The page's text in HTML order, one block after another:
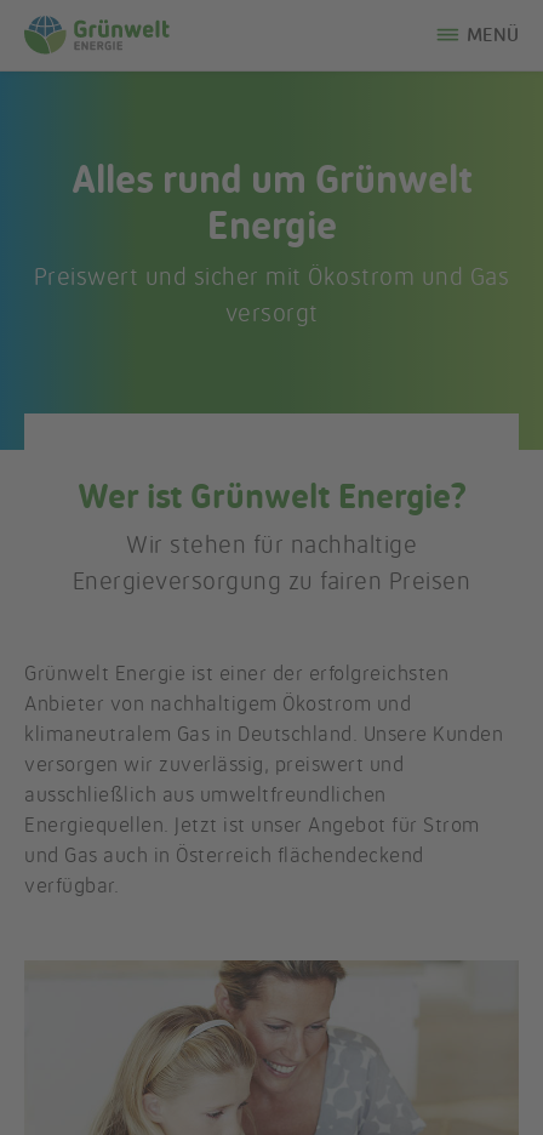
MENÜ
Alles rund um Grünwelt
Energie
Preiswert und sicher mit Ökostrom und Gas
versorgt
Wer ist Grünwelt Energie?
Wir stehen für nachhaltige
Energieversorgung zu fairen Preisen
Grünwelt Energie ist einer der erfolgreichsten
Anbieter von nachhaltigem Ökostrom und
klimaneutralem Gas in Deutschland. Unsere Kunden
versorgen wir zuverlässig, preiswert und
ausschließlich aus umweltfreundlichen
Energiequellen. Jetzt ist unser Angebot für Strom
und Gas auch in Österreich flächendeckend
verfügbar.